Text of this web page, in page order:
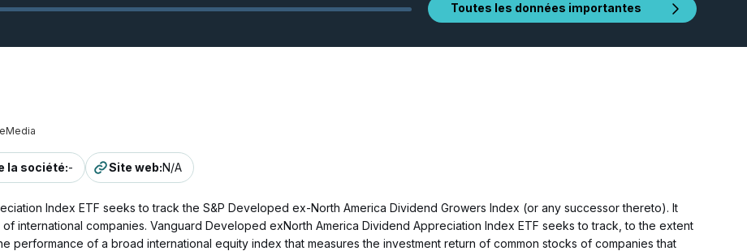
Toutes les données importantes
la société:- Site web:N/A
Index ETF seeks to track the S&P Developed ex-North America Dividend Growers Index (or any successor thereto). It
international companies. Vanguard Developed exNorth America Dividend Appreciation Index ETF seeks to track, to the extent
of a broad international equity index that measures the investment return of common stocks of companies that